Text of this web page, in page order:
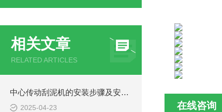
相关文章
RELATED ARTICLES
中心传动刮泥机的安装步骤及安装注意事项
2025-04-23 在线咨询